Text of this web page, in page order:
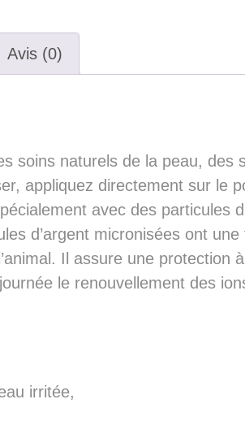
Avis (0)
soins naturels de la peau,
appliquez directement sur le
avec des particules
d’argent micronisées ont
Il assure une protection
le renouvellement des
irritée,